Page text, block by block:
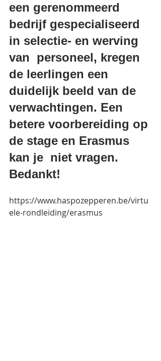
een gerenommeerd
bedrijf gespecialiseerd
in selectie- en werving
van  personeel, kregen
de leerlingen een
duidelijk beeld van de
verwachtingen. Een
betere voorbereiding op
de stage en Erasmus
kan je  niet vragen.
Bedankt!
https://www.haspozepperen.be/virtu
ele-rondleiding/erasmus